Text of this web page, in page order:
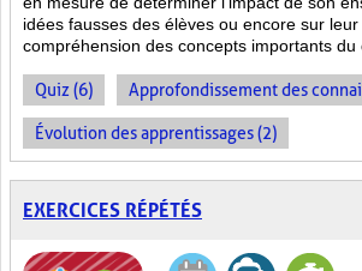
idées fausses des élèves ou encore sur
compréhension des concepts importants du
Quiz (6) Approfondissement des
Évolution des apprentissages (2)
EXERCICES RÉPÉTÉS